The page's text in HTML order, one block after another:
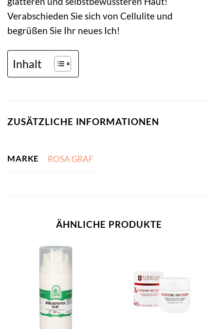
Verabschieden Sie sich von Cellulite und
begrüßen Sie Ihr neues Ich!
Inhalt
ZUSÄTZLICHE INFORMATIONEN
MARKE ROSA GRAF
ÄHNLICHE PRODUKTE